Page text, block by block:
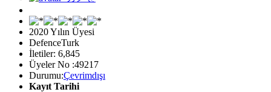
2020 Yılın Üyesi
DefenceTurk
İletiler: 6,845
Üyeler No :49217
Durumu:Çevrimdışı
Kayıt Tarihi